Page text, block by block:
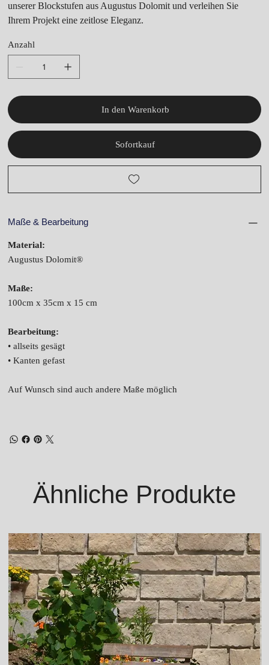
unserer Blockstufen aus Augustus Dolomit und verleihen Sie
Ihrem Projekt eine zeitlose Eleganz.
Anzahl
In den Warenkorb
Sofortkauf
Maße & Bearbeitung
Material:
Augustus Dolomit®
Maße:
100cm x 35cm x 15 cm
Bearbeitung:
• allseits gesägt
• Kanten gefast
Auf Wunsch sind auch andere Maße möglich
Ähnliche Produkte